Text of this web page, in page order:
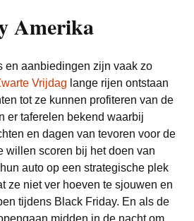
Amerika
en aanbiedingen zijn vaak zo
Vrijdag lange rijen ontstaan
tot ze kunnen profiteren van de
er taferelen bekend waarbij
en dagen van tevoren voor de
willen scoren bij het doen van
auto op een strategische plek
ze niet ver hoeven te sjouwen en
tijdens Black Friday. En als de
midden in de nacht om